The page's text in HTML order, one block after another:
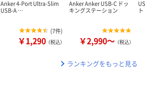
Anker 4-Port Ultra-Slim
USB-A …
(7件)
￥1,290 （税込）
Anker Anker USB-C ドッ
キングステーション
￥2,990～ （税込）
ランキングをもっと見る